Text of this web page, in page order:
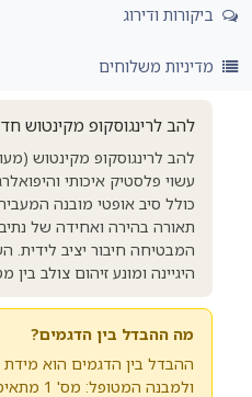
ביקורות ודירוג
מדיניות משלוחים
להב לרינגוסקופ מקינטוש חד
עשוי פלסטיק איכותי
כולל סיב אופטי מובנה
תאורה בהירה ואחידה של
המבטיחה חיבור יציב
היגיינה ומונע זיהום צולב בין
מה ההבדל בין הדגמים?
ההבדל בין הדגמים הוא